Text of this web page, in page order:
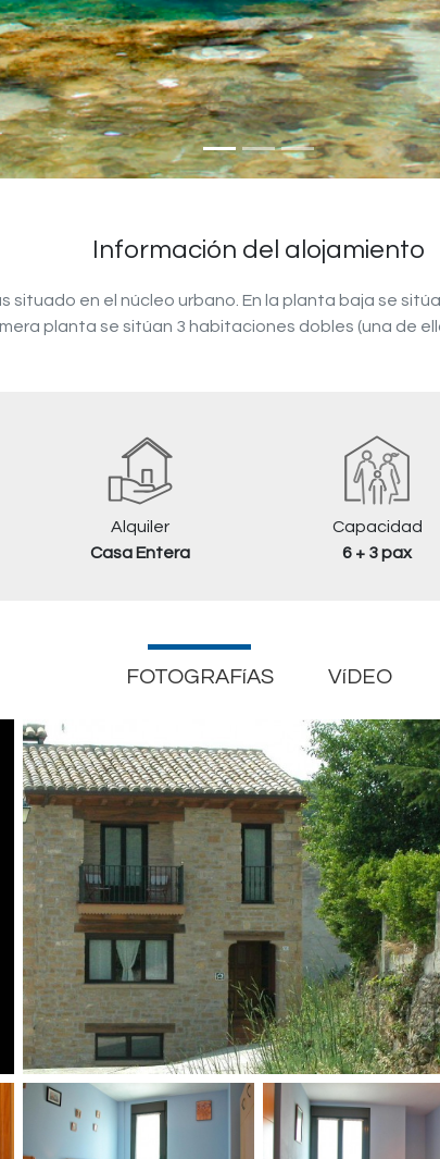
Información del alojamiento
situado en el núcleo urbano. En la planta baja se
planta se sitúan 3 habitaciones dobles (una de
Alquiler
Casa Entera
Capacidad
6 + 3 pax
FOTOGRAFíAS VíDEO